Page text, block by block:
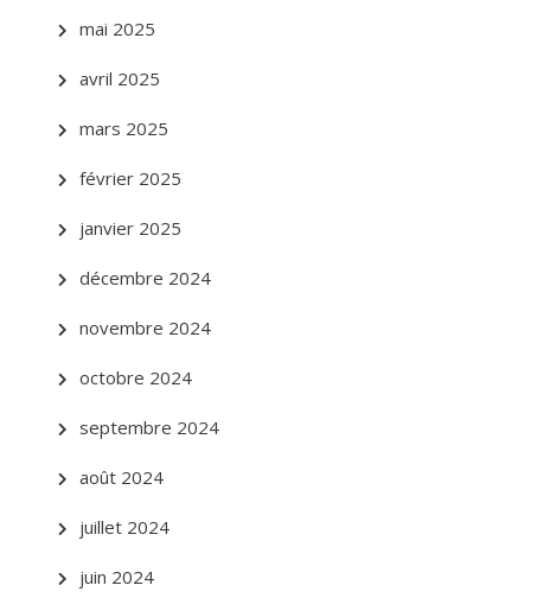
mai 2025
avril 2025
mars 2025
février 2025
janvier 2025
décembre 2024
novembre 2024
octobre 2024
septembre 2024
août 2024
juillet 2024
juin 2024